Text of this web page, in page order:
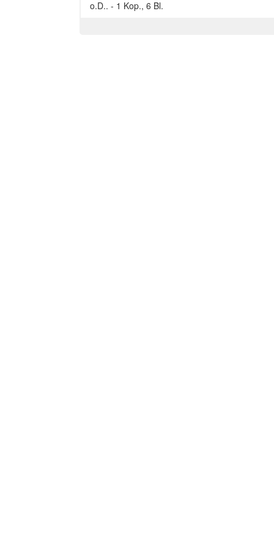
o.D.. - 1 Kop., 6 Bl.